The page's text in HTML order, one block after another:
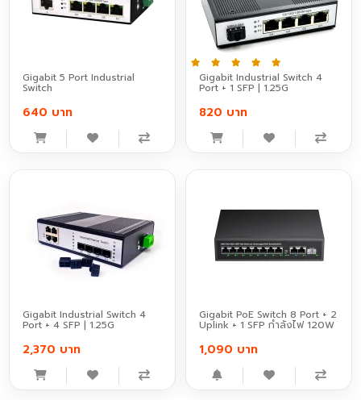
Gigabit 5 Port Industrial
Switch
640 บาท
Gigabit Industrial Switch 4
Port + 1 SFP | 1.25G
820 บาท
Gigabit Industrial Switch 4
Port + 4 SFP | 1.25G
2,370 บาท
Gigabit PoE Switch 8 Port + 2
Uplink + 1 SFP กำลังไฟ 120W
1,090 บาท